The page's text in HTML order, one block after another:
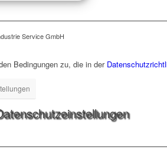
Service GmbH
Bedingungen zu, die in der